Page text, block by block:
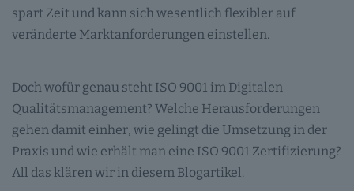
spart Zeit und kann sich wesentlich flexibler auf
veränderte Marktanforderungen einstellen.
Doch wofür genau steht ISO 9001 im Digitalen
Qualitätsmanagement? Welche Herausforderungen
gehen damit einher, wie gelingt die Umsetzung in der
Praxis und wie erhält man eine ISO 9001 Zertifizierung?
All das klären wir in diesem Blogartikel.